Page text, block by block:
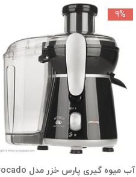
آب میوه گیری پارس خزر مدل Avocado
9%